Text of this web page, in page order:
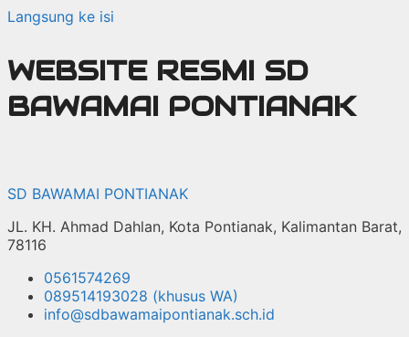
Langsung ke isi
WEBSITE RESMI SD
BAWAMAI PONTIANAK
SD BAWAMAI PONTIANAK
JL. KH. Ahmad Dahlan, Kota Pontianak, Kalimantan Barat,
78116
0561574269
089514193028 (khusus WA)
info@sdbawamaipontianak.sch.id